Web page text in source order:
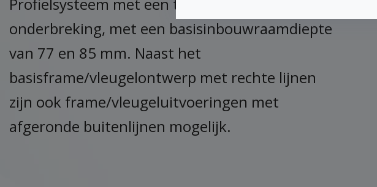
onderbreking, met een basisinbouwraamdiepte
van 77 en 85 mm. Naast het
basisframe/vleugelontwerp met rechte lijnen
zijn ook frame/vleugeluitvoeringen met
afgeronde buitenlijnen mogelijk.